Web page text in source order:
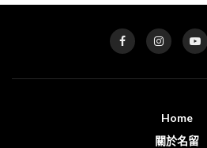
Home
關於名留